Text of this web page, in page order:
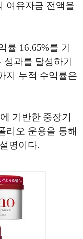
여유자금 전액을
률 16.65%를 기
과를 달성하기
지 누적 수익률은
기반한 중장기
리오 운용을 통해
명이다.